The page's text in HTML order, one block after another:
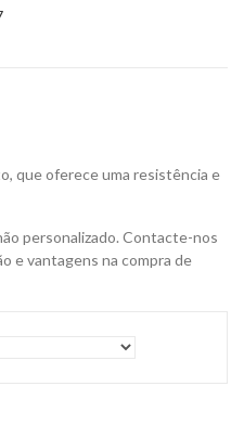
que oferece uma resistência e
personalizado. Contacte-nos
e vantagens na compra de